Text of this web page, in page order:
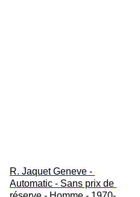
R. Jaquet Geneve -
Automatic - Sans prix de